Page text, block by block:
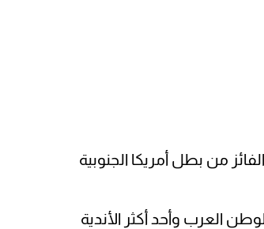
من بطل أمريكا الجنوبية
العرب وأحد أكثر الأندية